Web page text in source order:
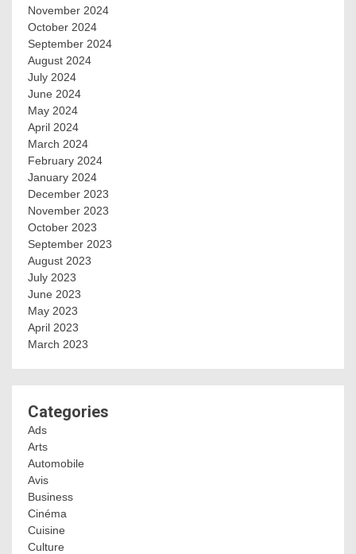
November 2024
October 2024
September 2024
August 2024
July 2024
June 2024
May 2024
April 2024
March 2024
February 2024
January 2024
December 2023
November 2023
October 2023
September 2023
August 2023
July 2023
June 2023
May 2023
April 2023
March 2023
Categories
Ads
Arts
Automobile
Avis
Business
Cinéma
Cuisine
Culture